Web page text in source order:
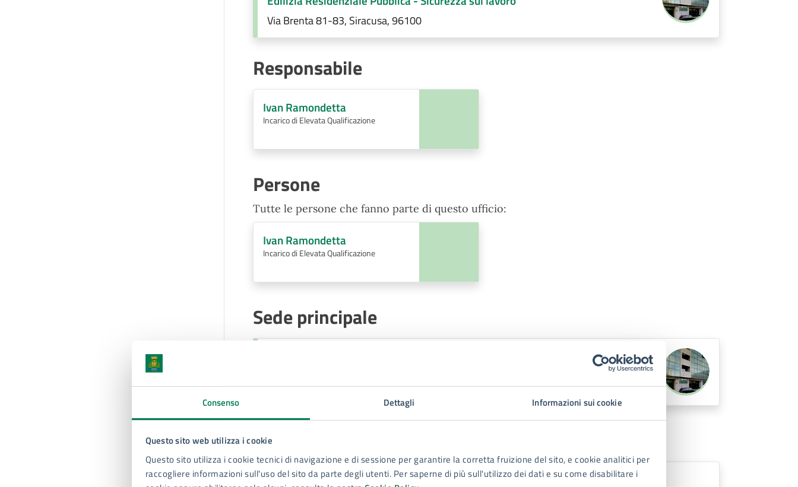
Consenso Dettagli Informazioni sui cookie
Questo sito web utilizza i cookie
Questo sito utilizza i cookie tecnici di navigazione e di sessione per garantire la corretta fruizione del sito, e cookie analitici per
raccogliere informazioni sull'uso del sito da parte degli utenti. Per saperne di più sull'utilizzo dei dati e su come disabilitare i
Via Brenta 81-83, Siracusa, 96100
Responsabile
Ivan Ramondetta
Incarico di Elevata Qualificazione
Persone
Tutte le persone che fanno parte di questo ufficio:
Ivan Ramondetta
Incarico di Elevata Qualificazione
Sede principale
Contatti
Servizio Sicurezza sul lavoro